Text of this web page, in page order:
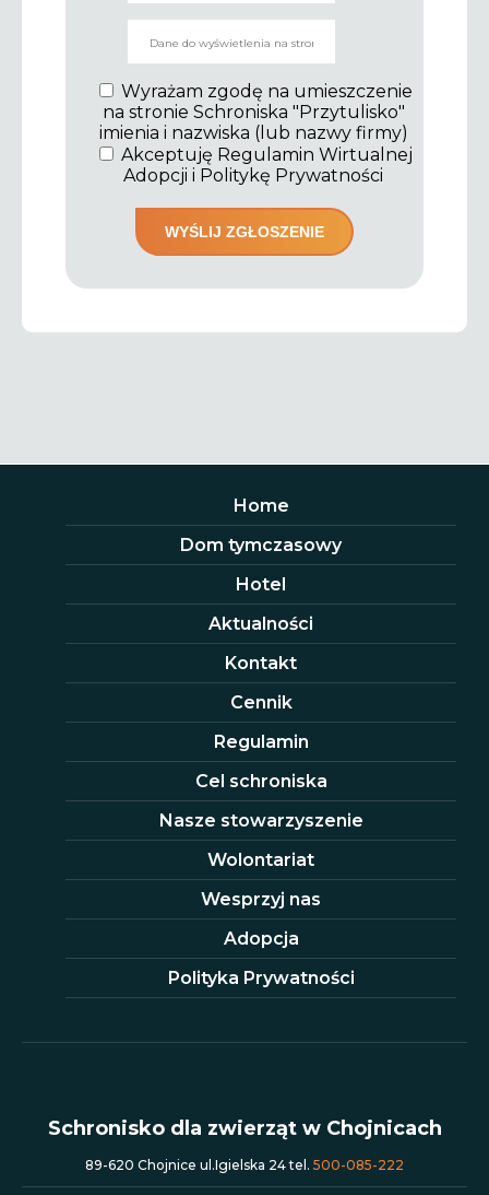
Wyrażam zgodę na umieszczenie
na stronie Schroniska "Przytulisko"
imienia i nazwiska (lub nazwy firmy)
Akceptuję Regulamin Wirtualnej
Adopcji i Politykę Prywatności
Home
Dom tymczasowy
Hotel
Aktualności
Kontakt
Cennik
Regulamin
Cel schroniska
Nasze stowarzyszenie
Wolontariat
Wesprzyj nas
Adopcja
Polityka Prywatności
Schronisko dla zwierząt w Chojnicach
89-620 Chojnice ul.Igielska 24 tel. 500-085-222